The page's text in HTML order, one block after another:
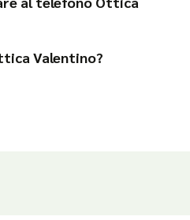
Valentino?